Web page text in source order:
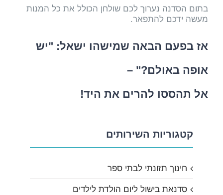
בתום הסדנה נערוך לכם שולחן הכולל את כל המנות
מעשה ידכם להתפאר.
אז בפעם הבאה שמישהו ישאל: "יש
אופה באולם?" –
אל תהססו להרים את היד!
קטגוריות השירותים
חינוך תזונתי לבתי ספר
סדנאת בישול ליום הולדת לילדים